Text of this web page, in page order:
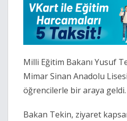
Milli Eğitim Bakanı Yusuf
Mimar Sinan Anadolu
öğrencilerle bir araya geldi.
Bakan Tekin, ziyaret